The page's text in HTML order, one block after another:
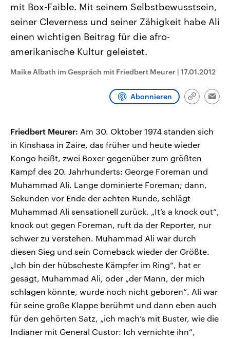
Landtagswahl Sachsen-Anhalt
Alle Informationen
Sachsen-Anhalt wählt am 6.
September 2026 einen neuen
Landtag. Seit 2021 wird das
Bundesland von einer Koalition aus
Umfragen, Prognosen,
und Hintergründe zu den Parteien
und Kandidaten der anstehenden
USA
Hintergründe
Wirtschaftlich und
gehören die Vereinigten
den mächtigsten Ländern
mit großem Einfluss auf
Podcasts
mit Box-Faible. Mit seinem Selbstbewusstsein,
seiner Cleverness und seiner Zähigkeit habe Ali
einen wichtigen Beitrag für die afro-
amerikanische Kultur geleistet.
Maike Albath im Gespräch mit Friedbert Meurer | 17.01.2012
Abonnieren
Link
Friedbert Meurer: Am 30. Oktober 1974 standen sich
in Kinshasa in Zaire, das früher und heute wieder
Kongo heißt, zwei Boxer gegenüber zum größten
Kampf des 20. Jahrhunderts: George Foreman und
Muhammad Ali. Lange dominierte Foreman; dann,
Sekunden vor Ende der achten Runde, schlägt
Muhammad Ali sensationell zurück. „It’s a knock out“,
knock out gegen Foreman, ruft da der Reporter, nur
schwer zu verstehen. Muhammad Ali war durch
diesen Sieg und sein Comeback wieder der Größte.
„Ich bin der hübscheste Kämpfer im Ring“, hat er
gesagt, Muhammad Ali, oder „der Mann, der mich
schlagen könnte, wurde noch nicht geboren“. Ali war
für seine große Klappe berühmt und dann eben auch
für den gehörten Satz, „ich mach’s mit Buster, wie die
Indianer mit General Custor: Ich vernichte ihn“,